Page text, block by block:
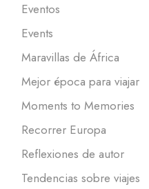
Eventos
Events
Maravillas de África
Mejor época para viajar
Moments to Memories
Recorrer Europa
Reflexiones de autor
Tendencias sobre viajes